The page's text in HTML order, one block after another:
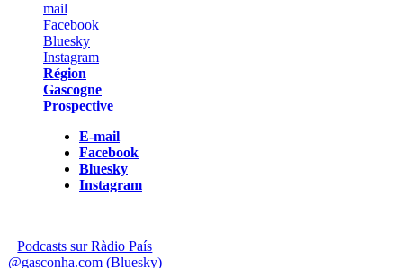
Région
Gascogne
Prospective
E-mail
Facebook
Bluesky
Instagram
Podcasts sur Ràdio País
@gasconha.com (Bluesky)